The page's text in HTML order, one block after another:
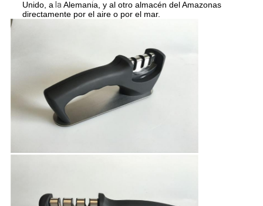
Unido, alaAlemania, y al otro almacén del Amazonas
directamente por el aire o por el mar.